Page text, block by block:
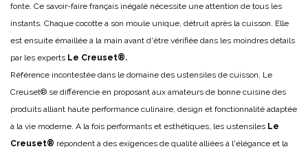
fonte. Ce savoir-faire français inégalé nécessite une attention de tous les
instants. Chaque cocotte a son moule unique, détruit après la cuisson. Elle
est ensuite émaillée à la main avant d'être vérifiée dans les moindres détails
par les experts Le Creuset®.
Référence incontestée dans le domaine des ustensiles de cuisson, Le
Creuset® se différencie en proposant aux amateurs de bonne cuisine des
produits alliant haute performance culinaire, design et fonctionnalité adaptée
à la vie moderne. A la fois performants et esthétiques, les ustensiles Le
Creuset® répondent à des exigences de qualité alliées à l'élégance et la